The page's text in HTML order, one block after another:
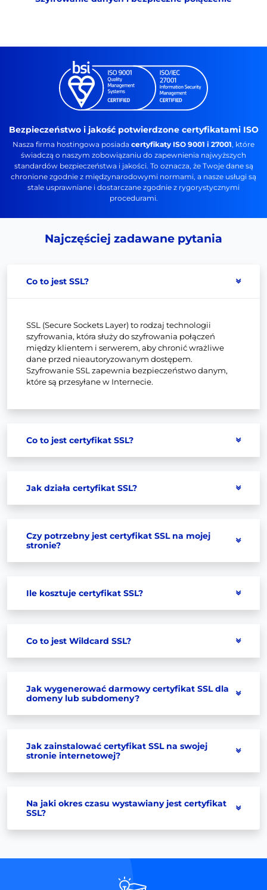
Bezpieczeństwo i jakość potwierdzone certyfikatami ISO
Nasza firma hostingowa posiada certyfikaty ISO 9001 i 27001, które
świadczą o naszym zobowiązaniu do zapewnienia najwyższych
standardów bezpieczeństwa i jakości. To oznacza, że Twoje dane są
chronione zgodnie z międzynarodowymi normami, a nasze usługi są
stale usprawniane i dostarczane zgodnie z rygorystycznymi
procedurami.
Najczęściej zadawane pytania
Co to jest SSL?
SSL (Secure Sockets Layer) to rodzaj technologii
szyfrowania, która służy do szyfrowania połączeń
między klientem i serwerem, aby chronić wrażliwe
dane przed nieautoryzowanym dostępem.
Szyfrowanie SSL zapewnia bezpieczeństwo danym,
które są przesyłane w Internecie.
Co to jest certyfikat SSL?
Jak działa certyfikat SSL?
Czy potrzebny jest certyfikat SSL na mojej
stronie?
Ile kosztuje certyfikat SSL?
Co to jest Wildcard SSL?
Jak wygenerować darmowy certyfikat SSL dla
domeny lub subdomeny?
Jak zainstalować certyfikat SSL na swojej
stronie internetowej?
Na jaki okres czasu wystawiany jest certyfikat
SSL?